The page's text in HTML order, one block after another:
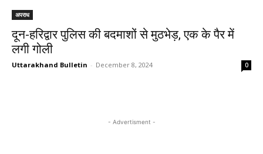
अपराध
दून-हरिद्वार पुलिस की बदमाशों से मुठभेड़, एक के पैर में
लगी गोली
Uttarakhand Bulletin - December 8, 2024 0
- Advertisment -